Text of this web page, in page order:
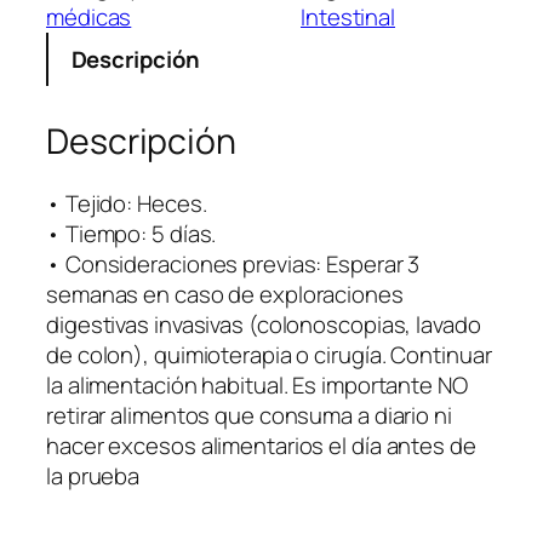
u
l
a
:
i
o
s
i
s
c
a
médicas
Intestinal
Descripción
Descripción
• Tejido: Heces.
• Tiempo: 5 días.
• Consideraciones previas: Esperar 3
semanas en caso de exploraciones
digestivas invasivas (colonoscopias, lavado
de colon), quimioterapia o cirugía. Continuar
la alimentación habitual. Es importante NO
retirar alimentos que consuma a diario ni
hacer excesos alimentarios el día antes de
la prueba